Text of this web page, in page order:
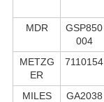
MDR
GSP850
004
METZG
ER
7110154
MILES
GA2038